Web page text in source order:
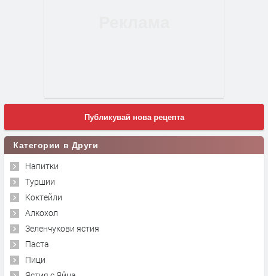
Публикувай нова рецепта
Категории в Други
Напитки
Туршии
Коктейли
Алкохол
Зеленчукови ястия
Паста
Пици